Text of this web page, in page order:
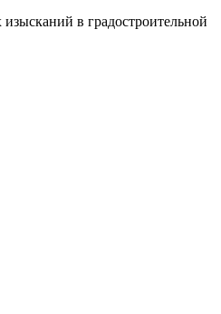
в градостроительной